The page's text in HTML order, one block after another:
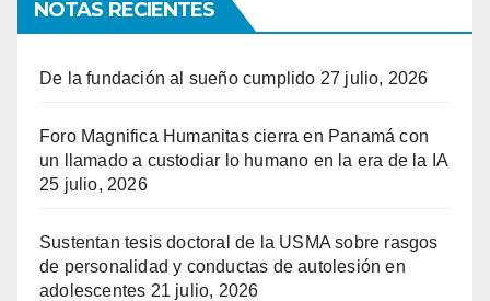
NOTAS RECIENTES
De la fundación al sueño cumplido 27 julio, 2026
Foro Magnifica Humanitas cierra en Panamá con
un llamado a custodiar lo humano en la era de la IA
25 julio, 2026
Sustentan tesis doctoral de la USMA sobre rasgos
de personalidad y conductas de autolesión en
adolescentes 21 julio, 2026